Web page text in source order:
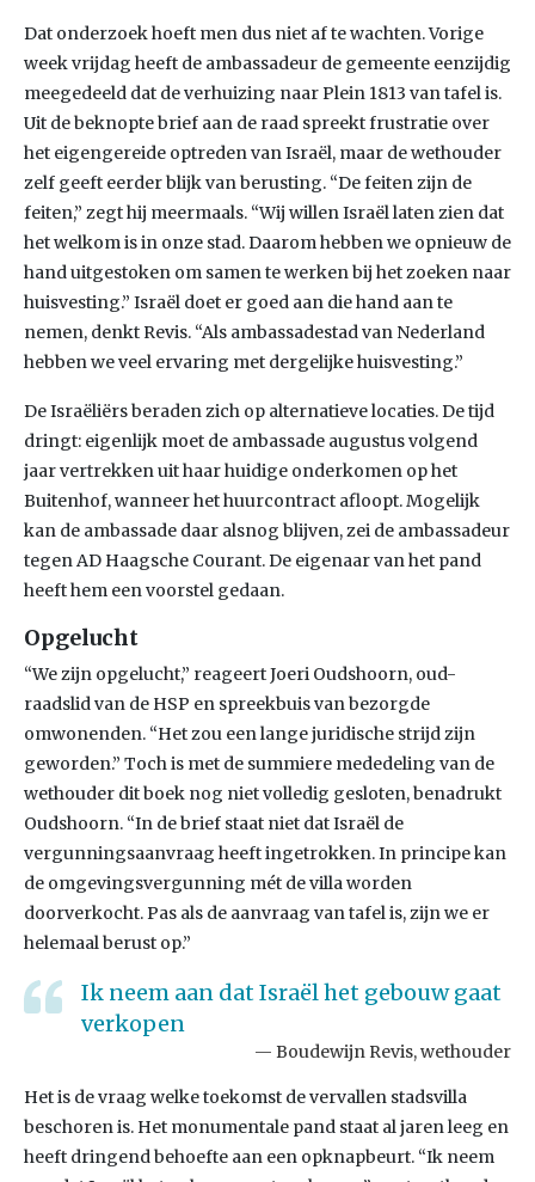
Dat onderzoek hoeft men dus niet af te wachten. Vorige
week vrijdag heeft de ambassadeur de gemeente eenzijdig
meegedeeld dat de verhuizing naar Plein 1813 van tafel is.
Uit de beknopte brief aan de raad spreekt frustratie over
het eigengereide optreden van Israël, maar de wethouder
zelf geeft eerder blijk van berusting. “De feiten zijn de
feiten,” zegt hij meermaals. “Wij willen Israël laten zien dat
het welkom is in onze stad. Daarom hebben we opnieuw de
hand uitgestoken om samen te werken bij het zoeken naar
huisvesting.” Israël doet er goed aan die hand aan te
nemen, denkt Revis. “Als ambassadestad van Nederland
hebben we veel ervaring met dergelijke huisvesting.”
De Israëliërs beraden zich op alternatieve locaties. De tijd
dringt: eigenlijk moet de ambassade augustus volgend
jaar vertrekken uit haar huidige onderkomen op het
Buitenhof, wanneer het huurcontract afloopt. Mogelijk
kan de ambassade daar alsnog blijven, zei de ambassadeur
tegen AD Haagsche Courant. De eigenaar van het pand
heeft hem een voorstel gedaan.
Opgelucht
“We zijn opgelucht,” reageert Joeri Oudshoorn, oud-
raadslid van de HSP en spreekbuis van bezorgde
omwonenden. “Het zou een lange juridische strijd zijn
geworden.” Toch is met de summiere mededeling van de
wethouder dit boek nog niet volledig gesloten, benadrukt
Oudshoorn. “In de brief staat niet dat Israël de
vergunningsaanvraag heeft ingetrokken. In principe kan
de omgevingsvergunning mét de villa worden
doorverkocht. Pas als de aanvraag van tafel is, zijn we er
helemaal berust op.”
Ik neem aan dat Israël het gebouw gaat
verkopen
Boudewijn Revis, wethouder
Het is de vraag welke toekomst de vervallen stadsvilla
beschoren is. Het monumentale pand staat al jaren leeg en
heeft dringend behoefte aan een opknapbeurt. “Ik neem